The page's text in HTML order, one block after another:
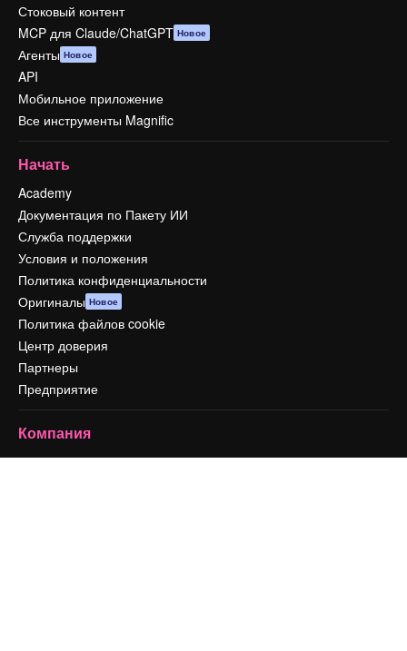
Стоковый контент
MCP для Claude/ChatGPT Новое
Агенты Новое
API
Мобильное приложение
Все инструменты Magnific
Начать
Academy
Документация по Пакету ИИ
Служба поддержки
Условия и положения
Политика конфиденциальности
Оригиналы Новое
Политика файлов cookie
Центр доверия
Партнеры
Предприятие
Компания
Цены